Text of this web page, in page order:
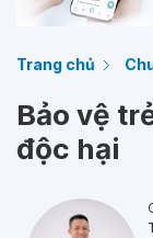
Trang chủ
Bảo vệ
độc hại